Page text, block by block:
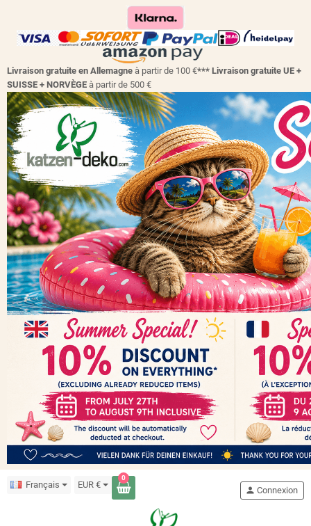
Livraison gratuite en Allemagne à partir de 100 €*** Livraison gratuite UE +
SUISSE + NORVÈGE à partir de 500 €
Français EUR €
0
person Connexion